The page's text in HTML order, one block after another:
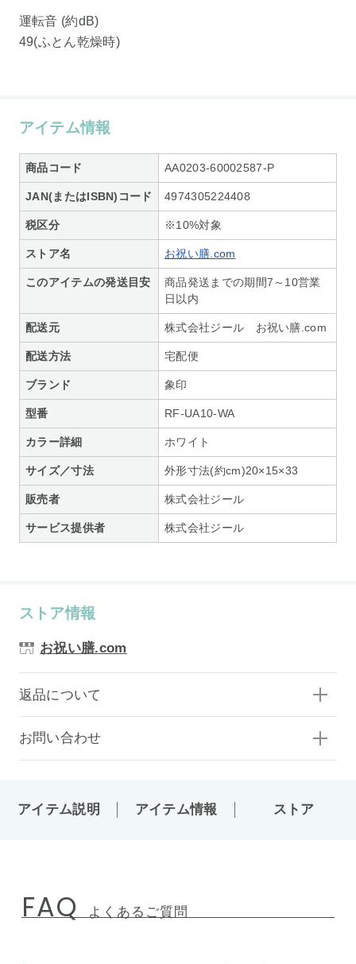
運転音 (約dB)
49(ふとん乾燥時)
アイテム情報
商品コード AA0203-60002587-P
JAN(またはISBN)コード 4974305224408
税区分 ※10%対象
ストア名 お祝い膳.com
このアイテムの発送目安
商品発送までの期間7～10営業
日以内
配送元 株式会社ジール お祝い膳.com
配送方法 宅配便
ブランド 象印
型番 RF-UA10-WA
カラー詳細 ホワイト
サイズ／寸法 外形寸法(約cm)20×15×33
販売者 株式会社ジール
サービス提供者 株式会社ジール
ストア情報
お祝い膳.com
返品について
お問い合わせ
アイテム説明 アイテム情報 ストア
FAQ よくあるご質問